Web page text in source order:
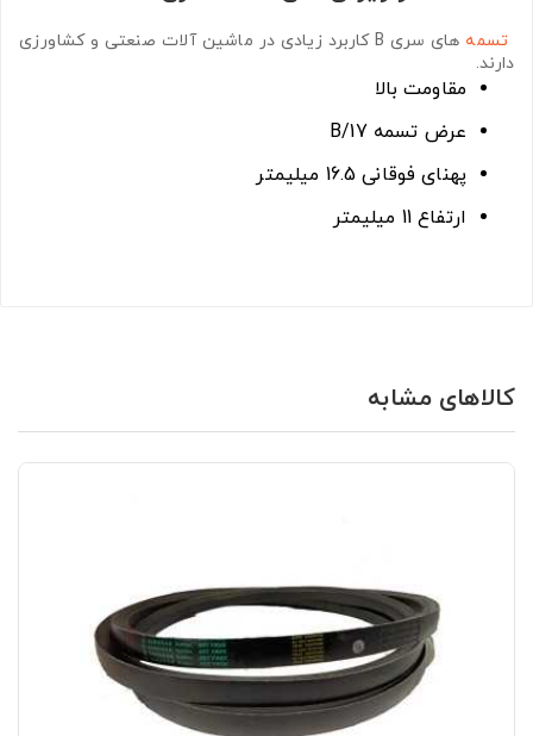
تسمه های سری B
کاربرد زیادی در ماشین آلات صنعتی و کشاورزی
دارند.
مقاومت بالا
عرض تسمه B/17
پهنای فوقانی 16.5 میلیمتر
ارتفاع 11 میلیمتر
کالاهای مشابه